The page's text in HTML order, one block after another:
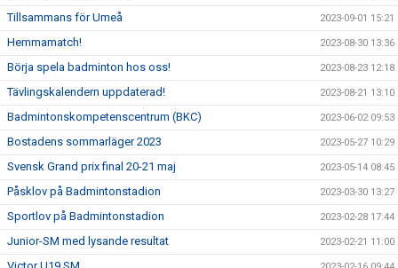
Tillsammans för Umeå 2023-09-01 15:21
Hemmamatch! 2023-08-30 13:36
Börja spela badminton hos oss! 2023-08-23 12:18
Tävlingskalendern uppdaterad! 2023-08-21 13:10
Badmintonskompetenscentrum (BKC) 2023-06-02 09:53
Bostadens sommarläger 2023 2023-05-27 10:29
Svensk Grand prix final 20-21 maj 2023-05-14 08:45
Påsklov på Badmintonstadion 2023-03-30 13:27
Sportlov på Badmintonstadion 2023-02-28 17:44
Junior-SM med lysande resultat 2023-02-21 11:00